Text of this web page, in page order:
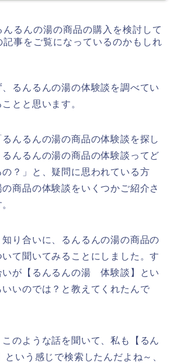
んるんの湯の商品の購入を検討して
記事をご覧になっているのかもしれ
るんるんの湯の体験談を調べてい
とと思います。
んるんの湯の商品の体験談を探し
んるんの湯の商品の体験談ってど
？」と、疑問に思われている方
商品の体験談をいくつかご紹介さ
知り合いに、るんるんの湯の商品の
て聞いてみることにしました。す
いが【るんるんの湯 体験談】とい
いいのでは？と教えてくれたんで
のような話を聞いて、私も【るん
という感じで検索したんだよね～、